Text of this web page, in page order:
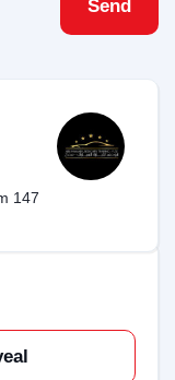
Send
147
reveal